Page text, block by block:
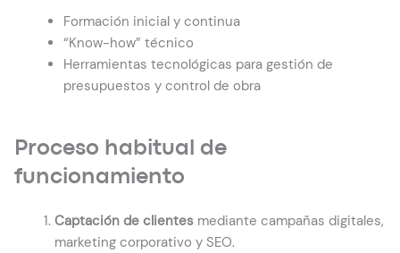
Formación inicial y continua
“Know-how” técnico
Herramientas tecnológicas para gestión de
presupuestos y control de obra
Proceso habitual de
funcionamiento
Captación de clientes mediante campañas digitales,
marketing corporativo y SEO.